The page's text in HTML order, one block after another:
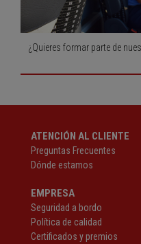
¿Quieres formar parte de
ATENCIÓN AL CLIENTE
Preguntas Frecuentes
Dónde estamos
EMPRESA
Seguridad a bordo
Política de calidad
Certificados y premios